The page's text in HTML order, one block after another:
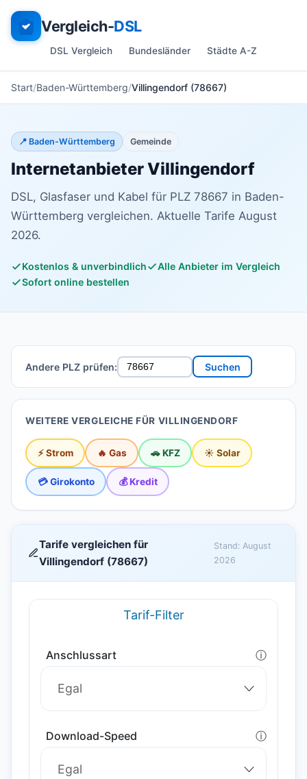
Vergleich-DSL
DSL Vergleich Bundesländer Städte A-Z
Start Baden-Württemberg Villingendorf (78667)
📍 Baden-Württemberg Gemeinde
Internetanbieter Villingendorf
DSL, Glasfaser und Kabel für PLZ 78667 in Baden-
Württemberg vergleichen. Aktuelle Tarife August
2026.
Kostenlos & unverbindlich
Alle Anbieter im Vergleich
Sofort online bestellen
Andere PLZ prüfen: Suchen
WEITERE VERGLEICHE FÜR VILLINGENDORF
⚡ Strom 🔥 Gas 🚗 KFZ ☀️ Solar
💳 Girokonto 💰 Kredit
Tarife vergleichen für
Villingendorf (78667)
Stand: August
2026